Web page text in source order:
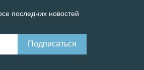
последних новостей